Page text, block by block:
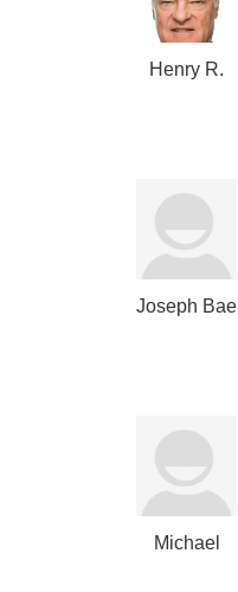
Henry R.
Joseph Bae
Michael